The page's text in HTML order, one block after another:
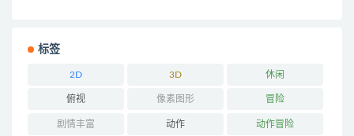
标签
2D 3D 休闲
俯视 像素图形 冒险
剧情丰富 动作 动作冒险